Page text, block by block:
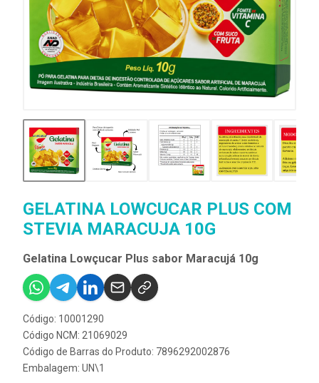
GELATINA LOWCUCAR PLUS COM
STEVIA MARACUJA 10G
Gelatina Lowçucar Plus sabor Maracujá 10g
Código: 10001290
Código NCM: 21069029
Código de Barras do Produto: 7896292002876
Embalagem: UN\1